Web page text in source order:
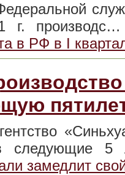
г.
в РФ в I
в следующие
замедлит